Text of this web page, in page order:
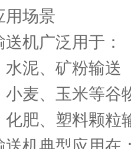
用场景
机广泛用于‌：
水泥、矿粉输送
小麦、玉米等谷
化肥、塑料颗粒